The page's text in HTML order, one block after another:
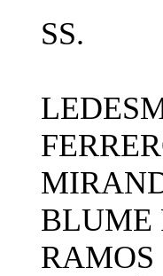
SS.
BLUME